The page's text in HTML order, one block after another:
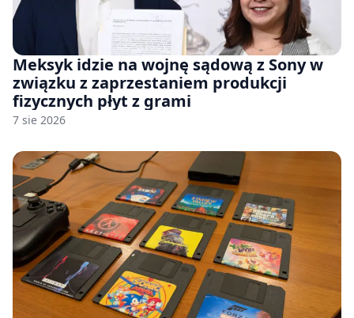
Meksyk idzie na wojnę sądową z Sony w
związku z zaprzestaniem produkcji
fizycznych płyt z grami
7 sie 2026